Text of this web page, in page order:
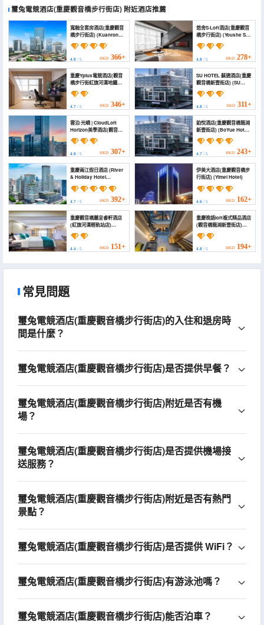
璽兔電競酒店(重慶觀音橋步行街店) 附近酒店推薦
寬融全套房酒店(重慶觀音
橋步行街店) (Kuanrong
All-Suite Hotel
(Chongqing
Pedestrian Street))
4.8 / 5 HKD 366+
悠舍S·Loft酒店(重慶觀音
橋步行街店) (Youshe S
Loft Hotel (Chongqing
Guanyinqiao
Pedestrian Street))
4.8/ 5 HKD 278+
重慶Yplus電競酒店(觀音
橋步行街紅旗河溝地鐵站
店) (Chongqing Yplus
Esports Hotel
(Guanyinqiao
Pedestrian Street
Hongqihegou Metro
Station Branch))
4.7 / 5 HKD 346+
SU HOTEL 蘇適酒店(重慶
觀音橋新壹街店) (SU
HOTEL Sushu Hotel
(Chongqing
Guanyinqiao Xinyi
Street))
4.8/ 5 HKD 311+
雲泊·光嶼 | CloudLoft
Horizon美學酒店(觀音橋
步行街店) (CloudLoft
Horizon | Aesthetic
Hotel (Guanyinqiao
Pedestrian Street
Branch))
4.8 / 5 HKD 307+
鉑悅酒店(重慶觀音橋龍湖
新壹街店) (BoYue Hotel
(Chongqing
Guanyinqiao, Longhu
Xinyijie))
4.7/ 5 HKD 243+
重慶兩江假日酒店 (River
& Holiday Hotel
ChongQing)
4.7 / 5 HKD 392+
伊美大酒店(重慶觀音橋步
行街店) (Yimei Hotel)
4.6/ 5 HKD 162+
重慶觀音橋麗呈睿軒酒店
(紅旗河溝輕軌站店)
(Chongqing
Guanyinqiao Rezen
Select Hotel
(Hongqihegou Light
4.4 / 5 HKD 151+
重慶晚語loft複式精品酒店
(觀音橋龍湖新壹街店)
(Chongqing Evening
Language Loft Duplex
Boutique Hotel
(Guanyinqiao Longhu
4.8/ 5 HKD 194+
常見問題
璽兔電競酒店(重慶觀音橋步行街店)的入住和退房時
間是什麼？
璽兔電競酒店(重慶觀音橋步行街店)是否提供早餐？
璽兔電競酒店(重慶觀音橋步行街店)附近是否有機
場？
璽兔電競酒店(重慶觀音橋步行街店)是否提供機場接
送服務？
璽兔電競酒店(重慶觀音橋步行街店)附近是否有熱門
景點？
璽兔電競酒店(重慶觀音橋步行街店)是否提供 WiFi？
璽兔電競酒店(重慶觀音橋步行街店)有游泳池嗎？
璽兔電競酒店(重慶觀音橋步行街店)能否泊車？